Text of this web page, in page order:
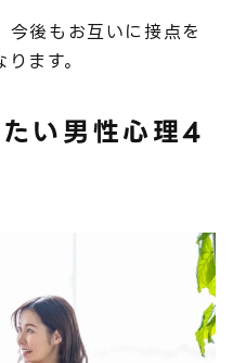
今後もお互いに接点を
ます。
い男性心理4